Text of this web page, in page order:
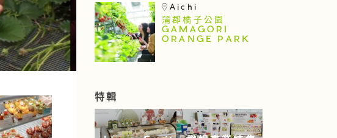
Aichi
蒲郡橘子公園
GAMAGORI
ORANGE PARK
特輯